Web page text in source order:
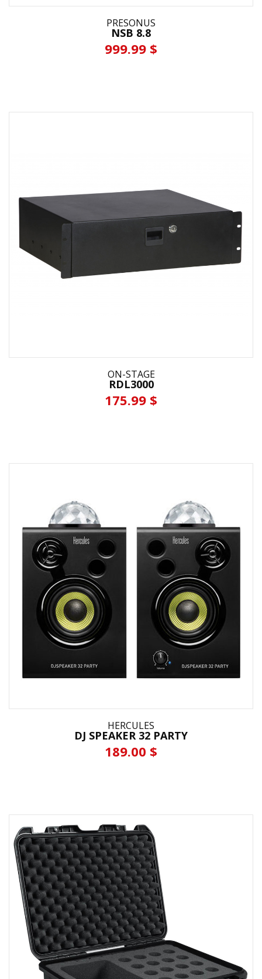
PRESONUS
NSB 8.8
999.99 $
ON-STAGE
RDL3000
175.99 $
HERCULES
DJ SPEAKER 32 PARTY
189.00 $